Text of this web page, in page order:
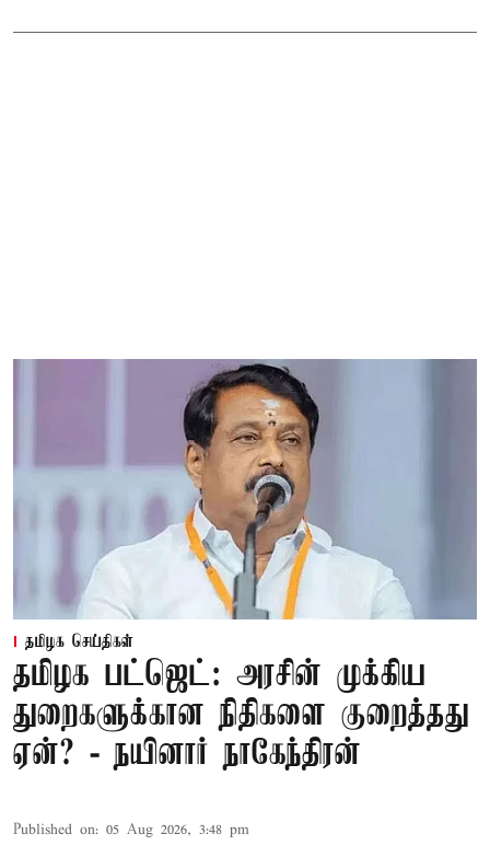
தமிழக செய்திகள்
தமிழக பட்ஜெட்: அரசின் முக்கிய
துறைகளுக்கான நிதிகளை குறைத்தது
ஏன்? - நயினார் நாகேந்திரன்
Published on: 05 Aug 2026, 3:48 pm